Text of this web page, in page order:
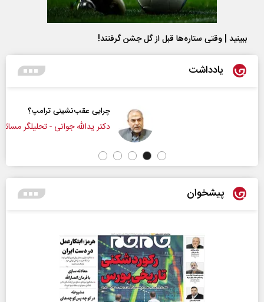
ببینید | وقتی ستاره‌ها قبل از گل جشن گرفتند!
یادداشت
چرایی عقب‌نشینی ترامپ؟
دکتر یدالله جوانی - تحلیلگر مسائل سیاسی
پیشخوان